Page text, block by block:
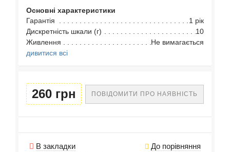
Основні характеристики
Гарантія
1 рік
Дискретність шкали (г)
10
Живлення
Не вимагається
дивитися всі
260 грн ПОВІДОМИТИ ПРО НАЯВНІСТЬ
В закладки
До порівняння